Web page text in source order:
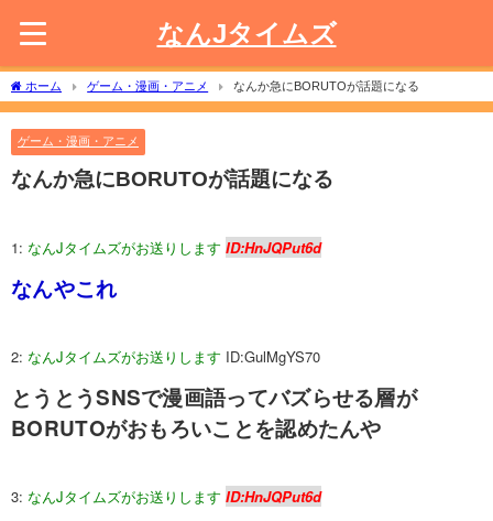
なんJタイムズ
ホーム ゲーム・漫画・アニメ なんか急にBORUTOが話題になる
ゲーム・漫画・アニメ
なんか急にBORUTOが話題になる
1: なんJタイムズがお送りします ID:HnJQPut6d
なんやこれ
2: なんJタイムズがお送りします ID:GulMgYS70
とうとうSNSで漫画語ってバズらせる層が
BORUTOがおもろいことを認めたんや
3: なんJタイムズがお送りします ID:HnJQPut6d